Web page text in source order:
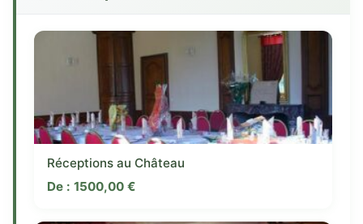
Réceptions au Château
De : 1500,00 €